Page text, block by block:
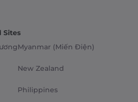
Sites
Myanmar (Miến Điện)
New Zealand
Philippines